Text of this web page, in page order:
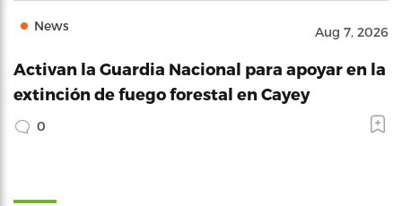
News Aug 7, 2026
Activan la Guardia Nacional para apoyar en la
extinción de fuego forestal en Cayey
0